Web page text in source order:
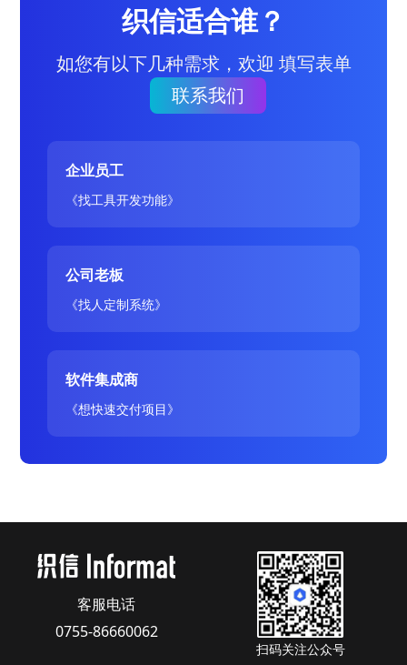
织信适合谁？
如您有以下几种需求，欢迎 填写表单
联系我们
企业员工
《找工具开发功能》
公司老板
《找人定制系统》
软件集成商
《想快速交付项目》
客服电话
0755-86660062
扫码关注公众号